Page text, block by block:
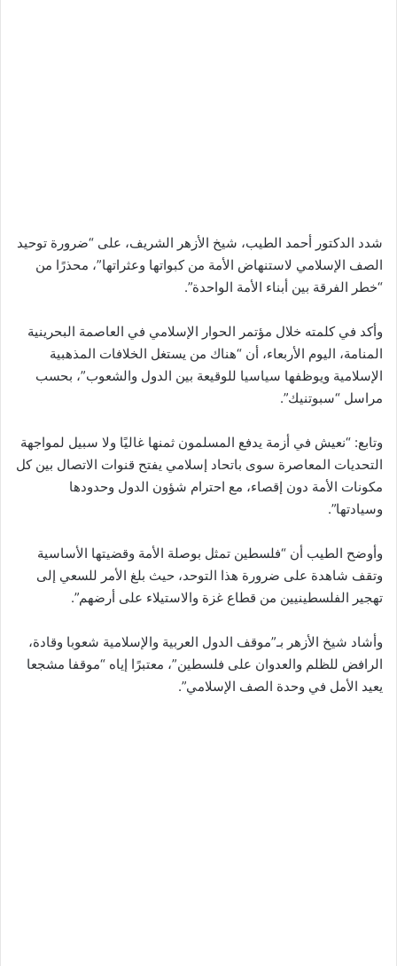
شدد الدكتور أحمد الطيب، شيخ الأزهر الشريف، على “ضرورة توحيد
الصف الإسلامي لاستنهاض الأمة من كبواتها وعثراتها”، محذرًا من
“خطر الفرقة بين أبناء الأمة الواحدة”.
وأكد في كلمته خلال مؤتمر الحوار الإسلامي في العاصمة البحرينية
المنامة، اليوم الأربعاء، أن “هناك من يستغل الخلافات المذهبية
الإسلامية ويوظفها سياسيا للوقيعة بين الدول والشعوب”، بحسب
مراسل “سبوتنيك”.
وتابع: “نعيش في أزمة يدفع المسلمون ثمنها غاليًا ولا سبيل لمواجهة
التحديات المعاصرة سوى باتحاد إسلامي يفتح قنوات الاتصال بين كل
مكونات الأمة دون إقصاء، مع احترام شؤون الدول وحدودها
وسيادتها”.
وأوضح الطيب أن “فلسطين تمثل بوصلة الأمة وقضيتها الأساسية
وتقف شاهدة على ضرورة هذا التوحد، حيث بلغ الأمر للسعي إلى
تهجير الفلسطينيين من قطاع غزة والاستيلاء على أرضهم”.
وأشاد شيخ الأزهر بـ”موقف الدول العربية والإسلامية شعوبا وقادة،
الرافض للظلم والعدوان على فلسطين”، معتبرًا إياه “موقفا مشجعا
يعيد الأمل في وحدة الصف الإسلامي”.